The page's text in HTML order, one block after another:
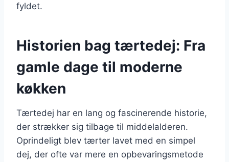
fyldet.
Historien bag tærtedej: Fra
gamle dage til moderne
køkken
Tærtedej har en lang og fascinerende historie,
der strækker sig tilbage til middelalderen.
Oprindeligt blev tærter lavet med en simpel
dej, der ofte var mere en opbevaringsmetode